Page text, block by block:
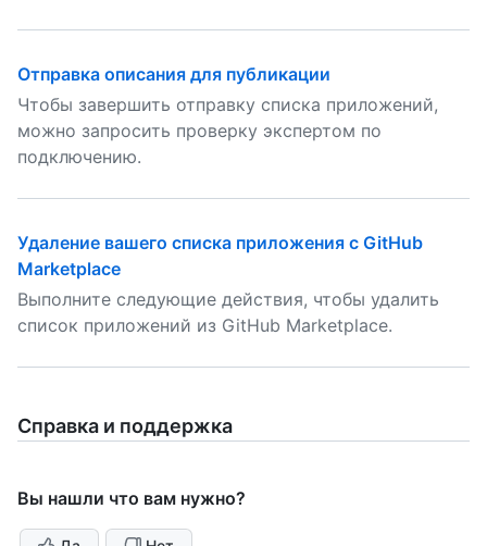
Отправка описания для публикации
Чтобы завершить отправку списка приложений,
можно запросить проверку экспертом по
подключению.
Удаление вашего списка приложения с GitHub
Marketplace
Выполните следующие действия, чтобы удалить
список приложений из GitHub Marketplace.
Справка и поддержка
Вы нашли что вам нужно?